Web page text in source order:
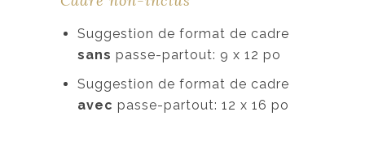
Suggestion de format de cadre
sans passe-partout: 9 x 12 po
Suggestion de format de cadre
avec passe-partout: 12 x 16 po